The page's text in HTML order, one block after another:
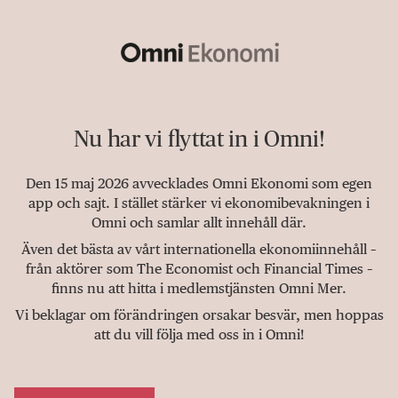
Nu har vi flyttat in i Omni!
Den 15 maj 2026 avvecklades Omni Ekonomi som egen
app och sajt. I stället stärker vi ekonomibevakningen i
Omni och samlar allt innehåll där.
Även det bästa av vårt internationella ekonomiinnehåll –
från aktörer som The Economist och Financial Times –
finns nu att hitta i medlemstjänsten Omni Mer.
Vi beklagar om förändringen orsakar besvär, men hoppas
att du vill följa med oss in i Omni!